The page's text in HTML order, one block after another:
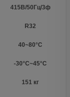
415В/50Гц/3ф
R32
40~80°С
-30°C~45°C
151 кг